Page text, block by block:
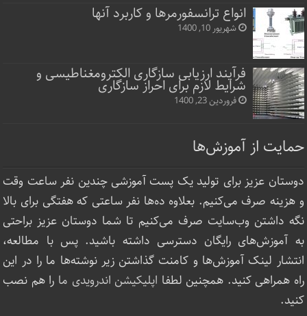
انواع ترانسفورمرها و کاربرد آنها
شهریور 10, 1400
فرآیند ارزیابی سازگاری الکترومغناطیسی و
شرایط لازم برای احراز سازگاری
فروردین 23, 1400
حمایت از آموزش‌ها
دوستان عزیز برای تولید یک پست آموزشی چندین نفر ساعت‌ وقت
و هزینه صرف می‌کنیم. بعلاوه ده‌ها نفر ساعتی که هفتگی برای بالا
نگه داشتن وب‌سایت صرف ‌می‌کنیم تا شما دوستان عزیز براحتی
به آموزش‌های رایگان دسترسی داشته باشید. پس با مطالعه،
انتشار لینک‌ آموزش‌ها و کامنت گذاشتن زیر نوشته‌‌ها ما را در این
راه همراهی کنید. همچنین لطفا اپلیکیشن اندرویدی ما را هم نصب
کنید.